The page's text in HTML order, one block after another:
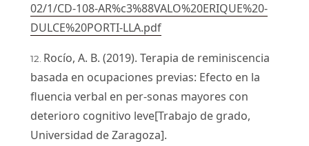
02/1/CD-108-AR%c3%88VALO%20ERIQUE%20-
DULCE%20PORTI-LLA.pdf
Rocío, A. B. (2019). Terapia de reminiscencia
basada en ocupaciones previas: Efecto en la
fluencia verbal en per-sonas mayores con
deterioro cognitivo leve[Trabajo de grado,
Universidad de Zaragoza].